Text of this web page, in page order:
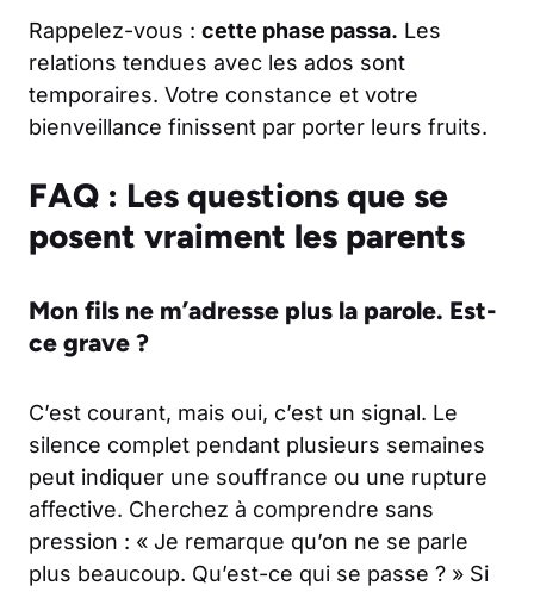
Rappelez-vous : cette phase passa. Les
relations tendues avec les ados sont
temporaires. Votre constance et votre
bienveillance finissent par porter leurs fruits.
FAQ : Les questions que se
posent vraiment les parents
Mon fils ne m’adresse plus la parole. Est-
ce grave ?
C’est courant, mais oui, c’est un signal. Le
silence complet pendant plusieurs semaines
peut indiquer une souffrance ou une rupture
affective. Cherchez à comprendre sans
pression : « Je remarque qu’on ne se parle
plus beaucoup. Qu’est-ce qui se passe ? » Si